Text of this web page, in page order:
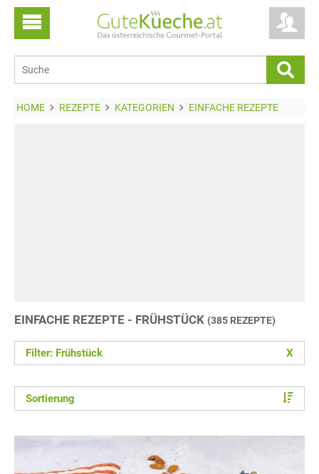
HOME REZEPTE KATEGORIEN EINFACHE REZEPTE
EINFACHE REZEPTE - FRÜHSTÜCK (385 REZEPTE)
Filter: Frühstück X
Sortierung